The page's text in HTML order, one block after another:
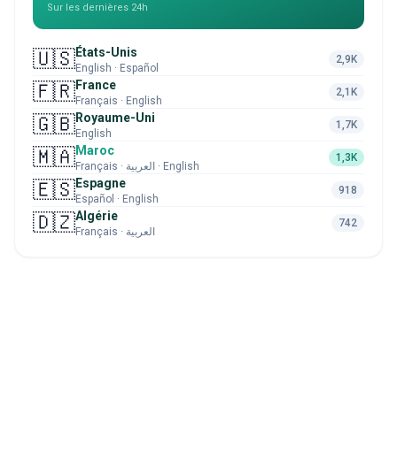
Sur les dernières 24h
🇺🇸États-Unis
English · Español
2,9K
🇫🇷France
Français · English
2,1K
🇬🇧Royaume-Uni
English
1,7K
🇲🇦Maroc
Français · العربية · English
1,3K
🇪🇸Espagne
Español · English
918
🇩🇿Algérie
Français · العربية
742